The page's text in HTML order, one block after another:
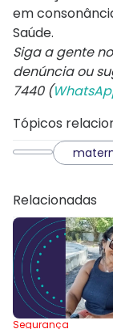
em
Saúde.
Siga a gente no
denúncia ou
7440 (
Tópicos
Relacionadas
Segurança